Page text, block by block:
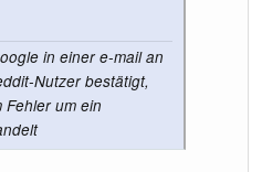
in einer e-mail an
Nutzer bestätigt,
Fehler um ein